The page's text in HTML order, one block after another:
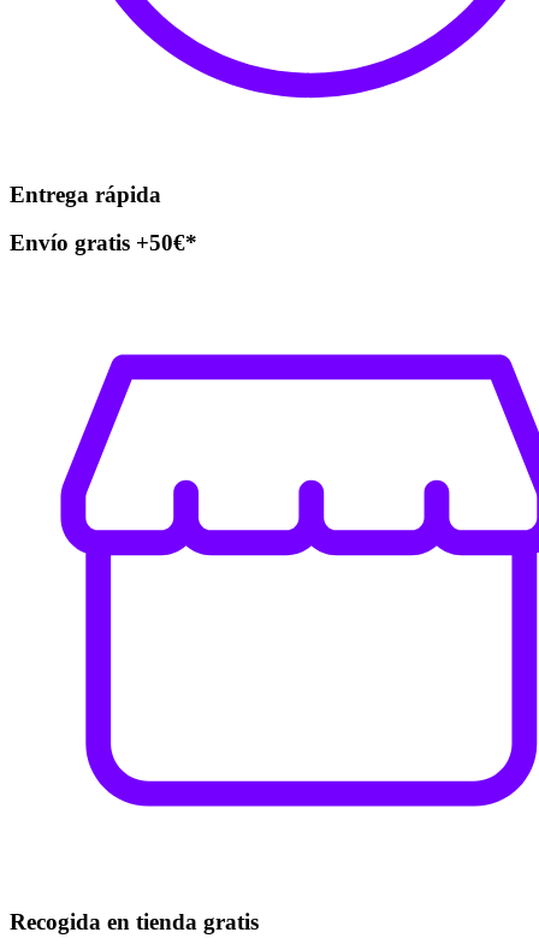
Entrega rápida
Envío gratis +50€*
Recogida en tienda gratis